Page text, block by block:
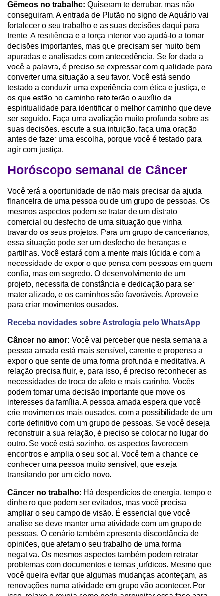
Gêmeos no trabalho: Quiseram te derrubar, mas não
conseguiram. A entrada de Plutão no signo de Aquário vai
fortalecer o seu trabalho e as suas decisões daqui para
frente. A resiliência e a força interior vão ajudá-lo a tomar
decisões importantes, mas que precisam ser muito bem
apuradas e analisadas com antecedência. Se for dada a
você a palavra, é preciso se expressar com qualidade para
converter uma situação a seu favor. Você está sendo
testado a conduzir uma experiência com ética e justiça, e
os que estão no caminho reto terão o auxílio da
espiritualidade para identificar o melhor caminho que deve
ser seguido. Faça uma avaliação muito profunda sobre as
suas decisões, escute a sua intuição, faça uma oração
antes de fazer uma escolha, porque você é testado para
agir com justiça.
Horóscopo semanal de Câncer
Você terá a oportunidade de não mais precisar da ajuda
financeira de uma pessoa ou de um grupo de pessoas. Os
mesmos aspectos podem se tratar de um distrato
comercial ou desfecho de uma situação que vinha
travando os seus projetos. Para um grupo de cancerianos,
essa situação pode ser um desfecho de heranças e
partilhas. Você estará com a mente mais lúcida e com a
necessidade de expor o que pensa com pessoas em quem
confia, mas em segredo. O desenvolvimento de um
projeto, necessita de constância e dedicação para ser
materializado, e os caminhos são favoráveis. Aproveite
para criar movimentos ousados.
Receba novidades sobre Astrologia pelo WhatsApp
Câncer no amor: Você vai perceber que nesta semana a
pessoa amada está mais sensível, carente e propensa a
expor o que sente de uma forma profunda e meditativa. A
relação precisa fluir, e, para isso, é preciso reconhecer as
necessidades de troca de afeto e mais carinho. Vocês
podem tomar uma decisão importante que move os
interesses da família. A pessoa amada espera que você
crie movimentos mais ousados, com a possibilidade de um
corte definitivo com um grupo de pessoas. Se você deseja
reconstruir a sua relação, é preciso se colocar no lugar do
outro. Se você está sozinho, os aspectos favorecem
encontros e amplia o seu social. Você tem a chance de
conhecer uma pessoa muito sensível, que esteja
transitando por um ciclo novo.
Câncer no trabalho: Há desperdícios de energia, tempo e
dinheiro que podem ser evitados, mas você precisa
ampliar o seu campo de visão. É essencial que você
analise se deve manter uma atividade com um grupo de
pessoas. O cenário também apresenta discordância de
opiniões, que afetam o seu trabalho de uma forma
negativa. Os mesmos aspectos também podem retratar
problemas com documentos e temas jurídicos. Mesmo que
você queira evitar que algumas mudanças aconteçam, as
renovações numa atividade em grupo vão acontecer. Por